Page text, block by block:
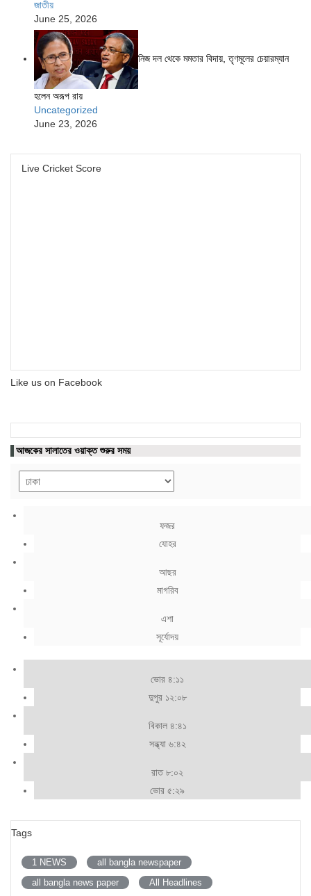
জাতীয়
June 25, 2026
নিজ দল থেকে মমতার বিদায়, তৃণমূলের চেয়ারম্যান
হলেন অরূপ রায়
Uncategorized
June 23, 2026
Live Cricket Score
Like us on Facebook
আজকের সালাতের ওয়াক্ত শুরুর সময়
ফজর
যোহর
আছর
মাগরিব
এশা
সূর্যোদয়
ভোর ৪:১১
দুপুর ১২:০৮
বিকাল ৪:৪১
সন্ধ্যা ৬:৪২
রাত ৮:০২
ভোর ৫:২৯
Tags
1 NEWS
all bangla newspaper
all bangla news paper
All Headlines